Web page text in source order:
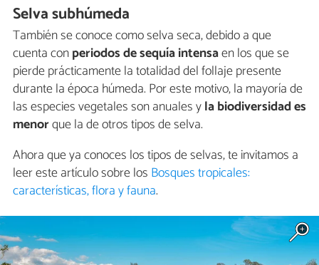
Selva subhúmeda
También se conoce como selva seca, debido a que
cuenta conperiodos de sequía intensaen los que se
pierde prácticamente la totalidad del follaje presente
durante la época húmeda. Por este motivo, la mayoría de
las especies vegetales son anuales yla biodiversidad es
menorque la de otros tipos de selva.
Ahora que ya conoces los tipos de selvas, te invitamos a
leer este artículo sobre los Bosques tropicales:
características, flora y fauna.